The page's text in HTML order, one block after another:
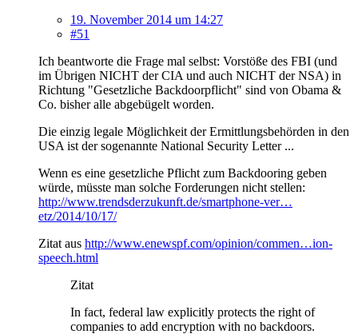
19. November 2014 um 14:27
#51
Ich beantworte die Frage mal selbst: Vorstöße des FBI (und
im Übrigen NICHT der CIA und auch NICHT der NSA) in
Richtung "Gesetzliche Backdoorpflicht" sind von Obama &
Co. bisher alle abgebügelt worden.
Die einzig legale Möglichkeit der Ermittlungsbehörden in den
USA ist der sogenannte National Security Letter ...
Wenn es eine gesetzliche Pflicht zum Backdooring geben
würde, müsste man solche Forderungen nicht stellen:
http://www.trendsderzukunft.de/smartphone-ver…
etz/2014/10/17/
Zitat aus http://www.enewspf.com/opinion/commen…ion-
speech.html
Zitat
In fact, federal law explicitly protects the right of
companies to add encryption with no backdoors.